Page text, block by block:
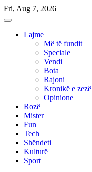
Skip
to
Fri, Aug 7, 2026
Lajme
Më të fundit
Speciale
Vendi
Bota
Rajoni
Kronikë e zezë
Opinione
Rozë
Mister
Fun
Tech
Shëndeti
Kulturë
Sport